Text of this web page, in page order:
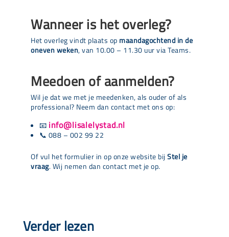
Wanneer is het overleg?
Het overleg vindt plaats op maandagochtend in de
oneven weken, van 10.00 – 11.30 uur via Teams.
Meedoen of aanmelden?
Wil je dat we met je meedenken, als ouder of als
professional? Neem dan contact met ons op:
📧 info@lisalelystad.nl
📞 088 – 002 99 22
Of vul het formulier in op onze website bijStel je
vraag. Wij nemen dan contact met je op.
Verder lezen